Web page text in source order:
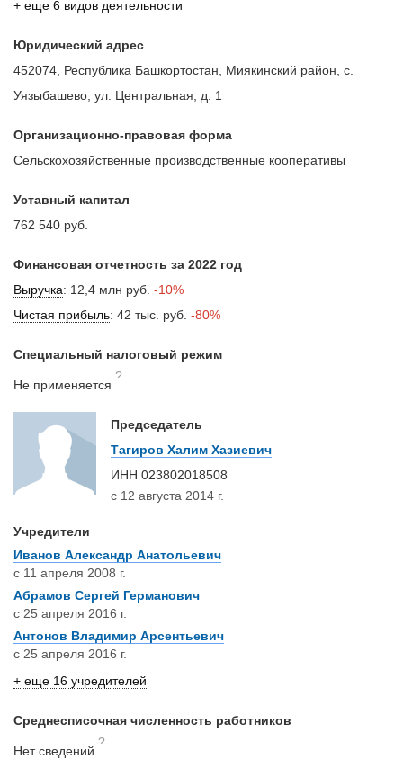
+ еще 6 видов деятельности
Юридический адрес
452074, Республика Башкортостан, Миякинский район, с.
Уязыбашево, ул. Центральная, д. 1
Организационно-правовая форма
Сельскохозяйственные производственные кооперативы
Уставный капитал
762 540 руб.
Финансовая отчетность за 2022 год
Выручка: 12,4 млн руб. -10%
Чистая прибыль: 42 тыс. руб. -80%
Специальный налоговый режим
Не применяется
?
Председатель
Тагиров Халим Хазиевич
ИНН 023802018508
с 12 августа 2014 г.
Учредители
Иванов Александр Анатольевич
с 11 апреля 2008 г.
Абрамов Сергей Германович
с 25 апреля 2016 г.
Антонов Владимир Арсентьевич
с 25 апреля 2016 г.
+ еще 16 учредителей
Среднесписочная численность работников
Нет сведений
?